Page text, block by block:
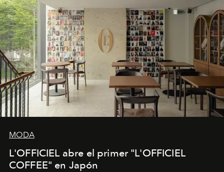
MODA
L'OFFICIEL abre el primer "L'OFFICIEL
COFFEE" en Japón